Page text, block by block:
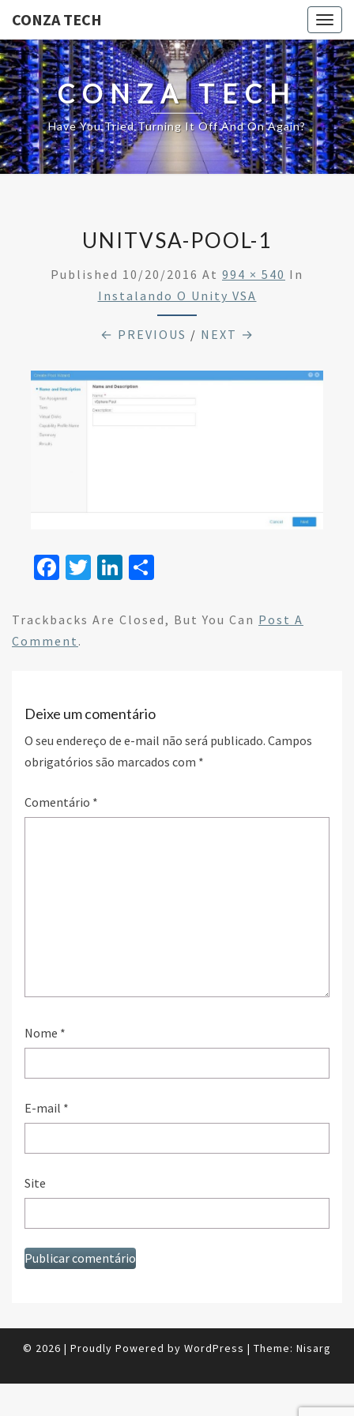
CONZA TECH
CONZA TECH
Have You Tried Turning It Off And On Again?
UNITVSA-POOL-1
Published 10/20/2016 At 994 × 540 In
Instalando O Unity VSA
← PREVIOUS / NEXT →
Fa
b
o
T
tt
Li
ke ar
Trackbacks Are Closed, But You Can Post A
Comment .
Deixe um comentário
O seu endereço de e-mail não será publicado. Campos
obrigatórios são marcados com *
Comentário *
Nome *
E-mail *
Site
© 2026 | Proudly Powered by WordPress | Theme: Nisarg